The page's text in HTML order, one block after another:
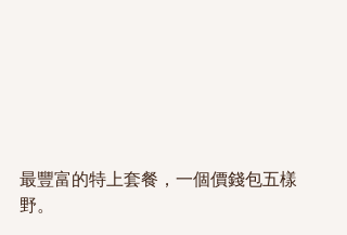
最豐富的特上套餐，一個價錢包五樣
野。